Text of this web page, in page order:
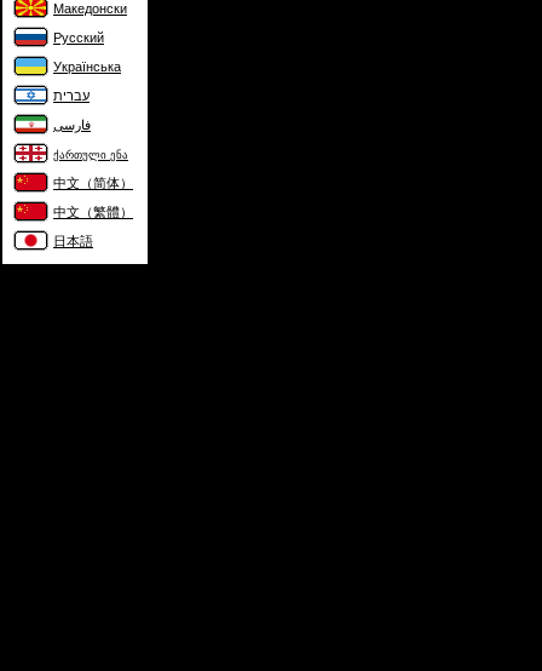
Македонски
Русский
Українська
עברית
فارسی
ქართული ენა
中文（简体）
中文（繁體）
日本語